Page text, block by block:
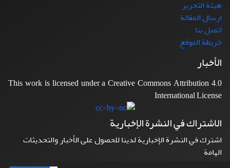
هيئة التحرير
ارسال المقالة
اتصل بنا
خريطة الموقع
الأخبار
This work is licensed under a Creative Commons Attribution 4.0
International License
الاشتراك في النشرة الإخبارية
اشترك في النشرة الإخبارية لدينا للحصول على الأخبار والتحديثات
الهامة